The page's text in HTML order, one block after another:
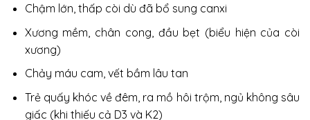
Chậm lớn, thấp còi dù đã bổ sung canxi
Xương mềm, chân cong, đầu bẹt (biểu hiện của còi
xương)
Chảy máu cam, vết bầm lâu tan
Trẻ quấy khóc về đêm, ra mồ hôi trộm, ngủ không sâu
giấc (khi thiếu cả D3 và K2)